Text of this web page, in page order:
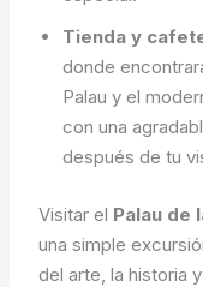
Tienda y
donde
Palau y el
con una
después de tu
Visitar el Palau de
una simple
del arte, la historia